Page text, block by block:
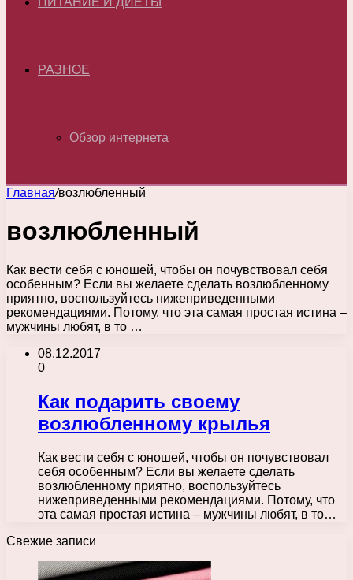
РАЗНОЕ
Обзор интернета
Главная/возлюбленный
возлюбленный
Как вести себя с юношей, чтобы он почувствовал себя
особенным? Если вы желаете сделать возлюбленному
приятно, воспользуйтесь нижеприведенными
рекомендациями. Потому, что эта самая простая истина –
мужчины любят, в то …
08.12.2017
0
Как подарить своему
возлюбленному крылья
Как вести себя с юношей, чтобы он почувствовал
себя особенным? Если вы желаете сделать
возлюбленному приятно, воспользуйтесь
нижеприведенными рекомендациями. Потому, что
эта самая простая истина – мужчины любят, в то…
Свежие записи